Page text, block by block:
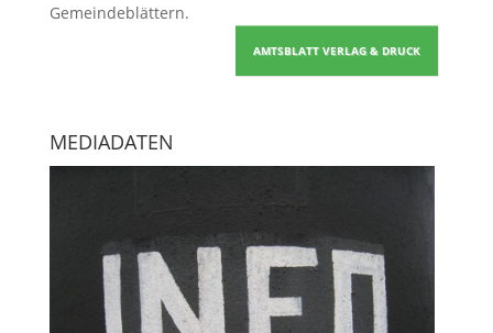
Gemeindeblättern.
AMTSBLATT VERLAG & DRUCK
MEDIADATEN